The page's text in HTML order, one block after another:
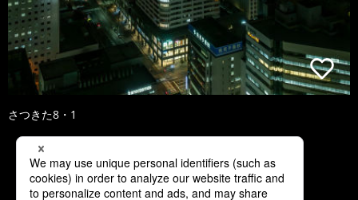
さつきた8・1
1 2 3 4 5